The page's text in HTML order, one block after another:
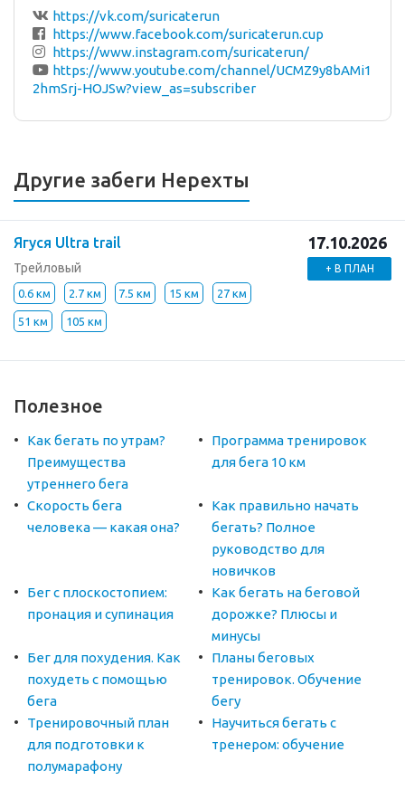
https://vk.com/suricaterun
https://www.facebook.com/suricaterun.cup
https://www.instagram.com/suricaterun/
https://www.youtube.com/channel/UCMZ9y8bAMi1
2hmSrj-HOJSw?view_as=subscriber
Другие забеги Нерехты
Ягуся Ultra trail
Трейловый
0.6 км 2.7 км 7.5 км 15 км 27 км
51 км 105 км
17.10.2026
+ В ПЛАН
Полезное
Как бегать по утрам?
Преимущества
утреннего бега
Программа тренировок
для бега 10 км
Скорость бега
человека — какая она?
Как правильно начать
бегать? Полное
руководство для
новичков
Бег с плоскостопием:
пронация и супинация
Как бегать на беговой
дорожке? Плюсы и
минусы
Бег для похудения. Как
похудеть с помощью
бега
Планы беговых
тренировок. Обучение
бегу
Тренировочный план
для подготовки к
полумарафону
Научиться бегать с
тренером: обучение